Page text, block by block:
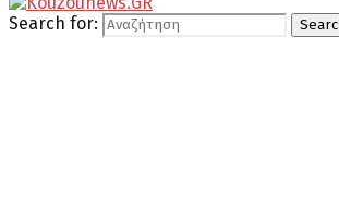
Search for: